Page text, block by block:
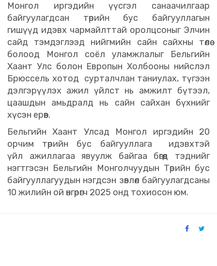
Монгол иргэдийн үүсгэл санаачилгаар
байгуулагдсан төрийн бус байгууллагын
гишүүд идэвх чармайлттай оролцсоныг Элчин
сайд тэмдэглээд нийгмийн сайн сайхны төлөө
болоод Монгол соёл уламжлалыг Бельгийн
Хаант Улс болон Европын Холбооны нийслэл
Брюссель хотод сурталчлан таниулах, түгээн
дэлгэрүүлэх ажил үйлст нь амжилт бүтээл,
цаашдын амьдралд нь сайн сайхан бүхнийг
хүсэн ерөөв.
Бельгийн Хаант Улсад Монгол иргэдийн 20
орчим төрийн бус байгууллага идэвхтэй
үйл ажиллагаа явуулж байгаа бөгөөд тэднийг
нэгтгэсэн Бельгийн Монголчуудын Төрийн бус
байгууллагуудын нэгдсэн зөвлөл байгуулагдсаны
10 жилийн ой өнгөрөгч 2025 онд тохиосон юм.